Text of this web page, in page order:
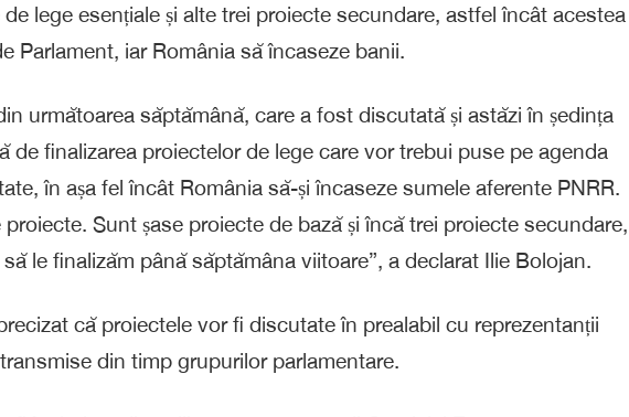
lege esențiale și alte trei proiecte secundare, astfel încât acestea
Parlament, iar România să încaseze banii.
următoarea săptămână, care a fost discutată și astăzi în ședința
de finalizarea proiectelor de lege care vor trebui puse pe agenda
în așa fel încât România să-și încaseze sumele aferente PNRR.
Sunt șase proiecte de bază și încă trei proiecte secundare,
le finalizăm până săptămâna viitoare”, a declarat Ilie Bolojan.
că proiectele vor fi discutate în prealabil cu reprezentanții
din timp grupurilor parlamentare.